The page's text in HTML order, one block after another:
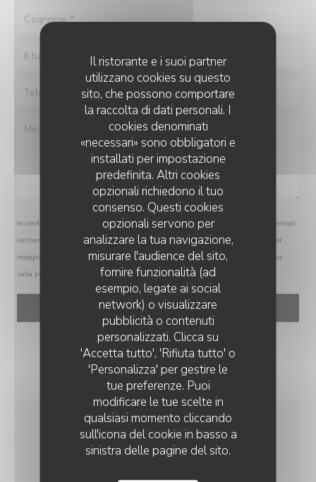
Il ristorante e i suoi partner
utilizzano cookies su questo
sito, che possono comportare
la raccolta di dati personali. I
cookies denominati
«necessari» sono obbligatori e
installati per impostazione
predefinita. Altri cookies
opzionali richiedono il tuo
consenso. Questi cookies
opzionali servono per
analizzare la tua navigazione,
misurare l'audience del sito,
fornire funzionalità (ad
esempio, legate ai social
network) o visualizzare
pubblicità o contenuti
personalizzati. Clicca su
'Accetta tutto', 'Rifiuta tutto' o
'Personalizza' per gestire le
tue preferenze. Puoi
modificare le tue scelte in
qualsiasi momento cliccando
sull'icona del cookie in basso a
sinistra delle pagine del sito.
In conformità al Codice del Consumo, hai il diritto di opporti alle chiamate commerciali
iscrivendoti al Registro Pubblico delle Opposizioni:registrodelleopposizioni.it
. Per
maggiori informazioni sul trattamento dei tuoi dati, consulta la nostra
informativa
sulla privacy
INFORMAZIONI
PRATICHE